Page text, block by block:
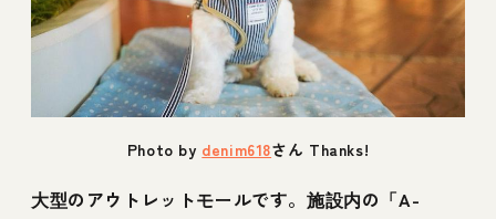
Photo by denim618さん Thanks!
大型のアウトレットモールです。施設内の「A-